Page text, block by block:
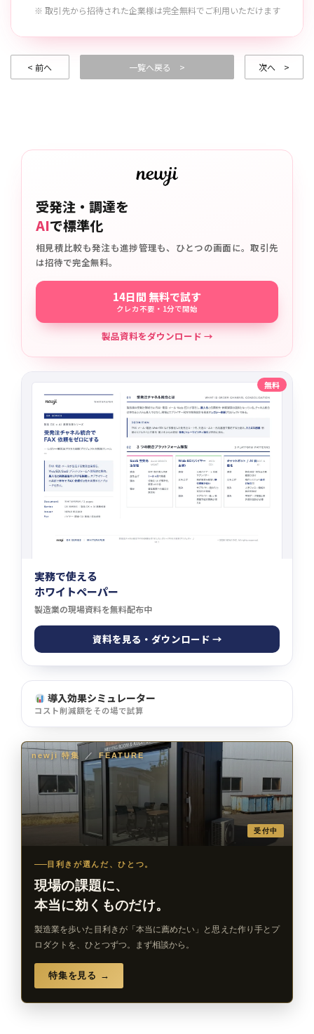
※ 取引先から招待された企業様は完全無料でご利用いただけます
< 前へ 一覧へ戻る > 次へ >
受発注・調達を
AIで標準化
相見積比較も発注も進捗管理も、ひとつの画面に。取引先
は招待で完全無料。
14日間 無料で試す
クレカ不要・1分で開始
製品資料をダウンロード →
無料
実務で使える
ホワイトペーパー
製造業の現場資料を無料配布中
資料を見る・ダウンロード →
導入効果シミュレーター
コスト削減額をその場で試算
newji 特集 ／ FEATURE
受付中
目利きが選んだ、ひとつ。
現場の課題に、
本当に効くものだけ。
製造業を歩いた目利きが「本当に薦めたい」と思えた作り手とプ
ロダクトを、ひとつずつ。まず相談から。
特集を見る →